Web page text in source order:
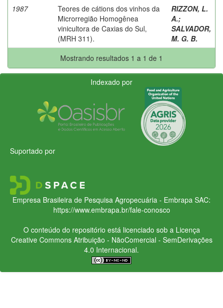
1987
Teores de cátions dos vinhos da
Microrregião Homogênea
vinicultora de Caxias do Sul,
(MRH 311).
RIZZON, L.
A.;
SALVADOR,
M. G. B.
Mostrando resultados 1 a 1 de 1
Indexado por
Suportado por
Empresa Brasileira de Pesquisa Agropecuária - Embrapa SAC:
https://www.embrapa.br/fale-conosco
O conteúdo do repositório está licenciado sob a Licença
Creative CommonsAtribuição - NãoComercial - SemDerivações
4.0 Internacional.